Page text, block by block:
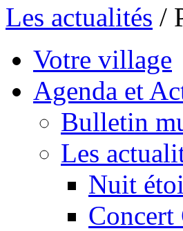
Les actualités /
Votre village
Agenda et
Bulletin
Les
Nuit
Concert